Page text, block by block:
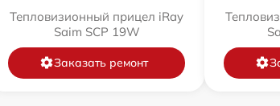
Тепловизионный прицел iRay
Saim SCP 19W
Заказать ремонт